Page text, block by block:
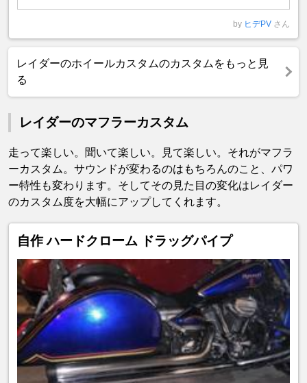
by ヒデPV さん
レイダーのホイールカスタムのカスタムをもっと見
る
レイダーのマフラーカスタム
走って楽しい。聞いて楽しい。見て楽しい。それがマフラ
ーカスタム。サウンドが変わるのはもちろんのこと、パワ
ー特性も変わります。そしてその見た目の変化はレイダー
のカスタム度を大幅にアップしてくれます。
自作 ハードクローム ドラッグパイプ